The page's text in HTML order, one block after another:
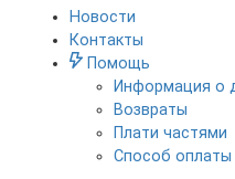
Новости
Контакты
Помощь
Информация о
Возвраты
Плати частями
Способ оплаты